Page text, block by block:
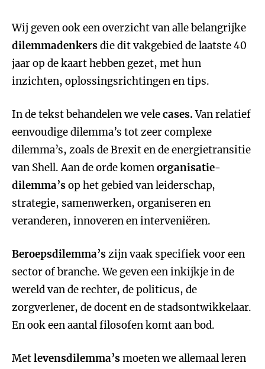
Wij geven ook een overzicht van alle belangrijke
dilemmadenkersdie dit vakgebied de laatste 40
jaar op de kaart hebben gezet, met hun
inzichten, oplossingsrichtingen en tips.
In de tekst behandelen we velecases.Van relatief
eenvoudige dilemma’s tot zeer complexe
dilemma’s, zoals de Brexit en de energietransitie
van Shell. Aan de orde komenorganisatie-
dilemma’sop het gebied van leiderschap,
strategie, samenwerken, organiseren en
veranderen, innoveren en interveniëren.
Beroepsdilemma’szijn vaak specifiek voor een
sector of branche. We geven een inkijkje in de
wereld van de rechter, de politicus, de
zorgverlener, de docent en de stadsontwikkelaar.
En ook een aantal filosofen komt aan bod.
Metlevensdilemma’smoeten we allemaal leren